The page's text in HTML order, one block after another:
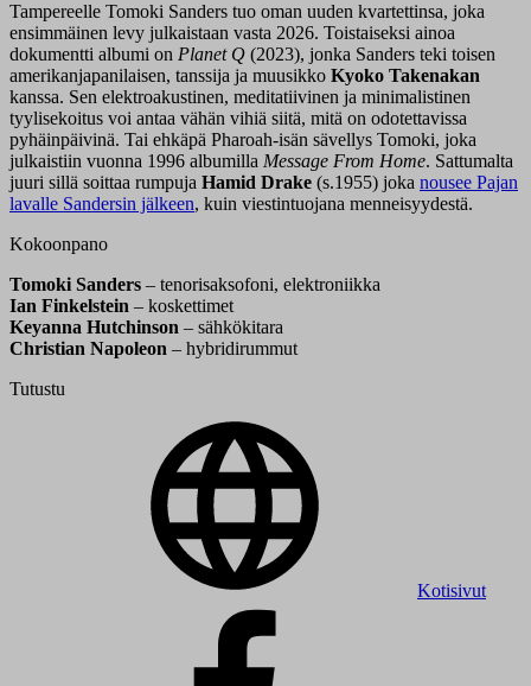
Tampereelle Tomoki Sanders tuo oman uuden kvartettinsa, joka
ensimmäinen levy julkaistaan vasta 2026. Toistaiseksi ainoa
dokumentti albumi on Planet Q (2023), jonka Sanders teki toisen
amerikanjapanilaisen, tanssija ja muusikko Kyoko Takenakan
kanssa. Sen elektroakustinen, meditatiivinen ja minimalistinen
tyylisekoitus voi antaa vähän vihiä siitä, mitä on odotettavissa
pyhäinpäivinä. Tai ehkäpä Pharoah-isän sävellys Tomoki, joka
julkaistiin vuonna 1996 albumilla Message From Home. Sattumalta
juuri sillä soittaa rumpuja Hamid Drake (s.1955) joka nousee Pajan
lavalle Sandersin jälkeen, kuin viestintuojana menneisyydestä.
Kokoonpano
Tomoki Sanders – tenorisaksofoni, elektroniikka
Ian Finkelstein – koskettimet
Keyanna Hutchinson – sähkökitara
Christian Napoleon – hybridirummut
Tutustu
Kotisivut